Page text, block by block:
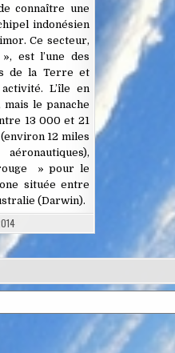
connaître une
indonésien
Ce secteur,
est l’une des
de la Terre et
L’île en
le panache
13 000 et 21
12 miles
» pour le
située entre
(Darwin).